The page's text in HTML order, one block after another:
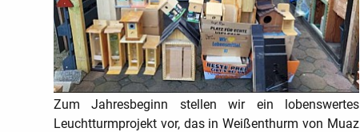
Zum Jahresbeginn stellen wir ein lobenswertes
Leuchtturmprojekt vor, das in Weißenthurm von Muaz